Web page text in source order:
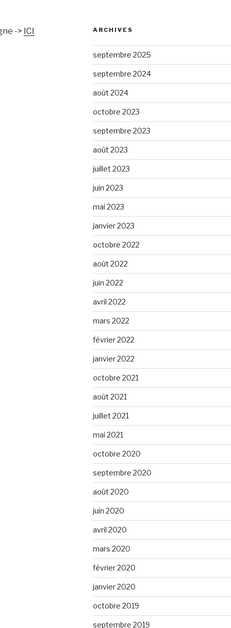
-> ICI ARCHIVES
septembre 2025
septembre 2024
août 2024
octobre 2023
septembre 2023
août 2023
juillet 2023
juin 2023
mai 2023
janvier 2023
octobre 2022
août 2022
juin 2022
avril 2022
mars 2022
février 2022
janvier 2022
octobre 2021
août 2021
juillet 2021
mai 2021
octobre 2020
septembre 2020
août 2020
juin 2020
avril 2020
mars 2020
février 2020
janvier 2020
octobre 2019
septembre 2019